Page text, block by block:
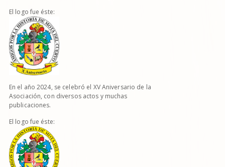
El logo fue éste:
En el año 2024, se celebró el XV Aniversario de la
Asociación, con diversos actos y muchas
publicaciones.
El logo fue éste: